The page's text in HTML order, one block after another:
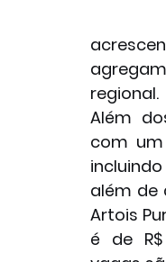
regional.
Além
com
além de
Artois
é de